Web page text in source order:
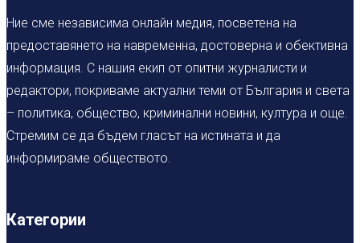
Ние сме независима онлайн медия, посветена на
предоставянето на навременна, достоверна и обективна
информация. С нашия екип от опитни журналисти и
редактори, покриваме актуални теми от България и света
– политика, общество, криминални новини, култура и още.
Стремим се да бъдем гласът на истината и да
информираме обществото.
Категории